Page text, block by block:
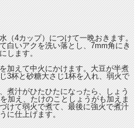
（4カップ）につけて一晩おきます。
白いアクを洗い落とし、7mm角にき
します。
加えて中火にかけます。大豆が半煮
3杯と砂糖大さじ1杯を入れ、弱火で
煮汁がひたひたになったら、しょう
加え、たけのことしょうがも加えま
けて弱火で煮て、最後に強火で煮汁
に仕上げます。